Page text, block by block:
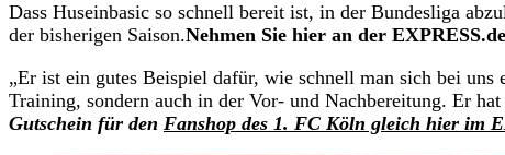
Dass Huseinbasic so schnell bereit ist, in der Bundesliga
der bisherigen Saison.Nehmen Sie hier an der
„Er ist ein gutes Beispiel dafür, wie schnell man sich bei
Training, sondern auch in der Vor- und Nachbereitung. Er
Gutschein für den Fanshop des 1. FC Köln gleich hier im